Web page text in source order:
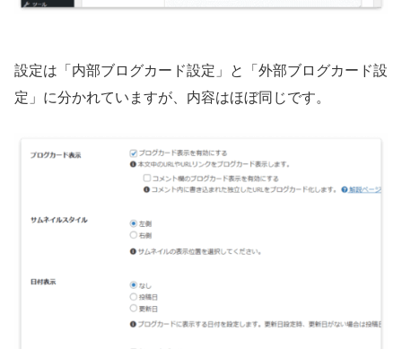
設定は「内部ブログカード設定」と「外部ブログカード設
定」に分かれていますが、内容はほぼ同じです。